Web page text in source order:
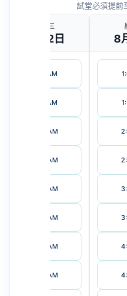
試堂必須提前
星期三
8月12日
1:00 AM
1:30 AM
2:00 AM
2:30 AM
3:00 AM
3:30 AM
4:00 AM
4:30 AM
8